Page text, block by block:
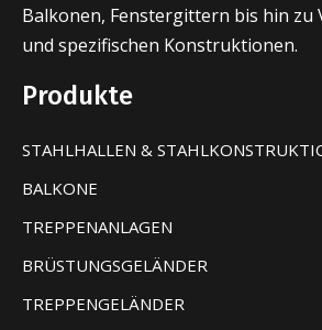
Balkonen, Fenstergittern bis hin zu
und spezifischen Konstruktionen.
Produkte
STAHLHALLEN &
BALKONE
TREPPENANLAGEN
BRÜSTUNGSGELÄNDER
TREPPENGELÄNDER